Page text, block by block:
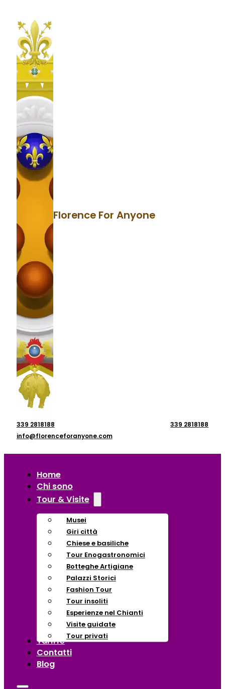
Florence For Anyone
339 2818188
339 2818188
info@florenceforanyone.com
Home
Chi sono
Tour & Visite
Musei
Giri città
Chiese e basiliche
Tour Enogastronomici
Botteghe Artigiane
Palazzi Storici
Fashion Tour
Tour insoliti
Esperienze nel Chianti
Visite guidate
Tour privati
Tariffe
Contatti
Blog